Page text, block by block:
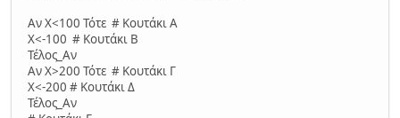
Αν Χ<100 Τότε # Κουτάκι Α
Χ<-100 # Κουτάκι Β
Τέλος_Αν
Αν Χ>200 Τότε # Κουτάκι Γ
Χ<-200 # Κουτάκι Δ
Τέλος_Αν